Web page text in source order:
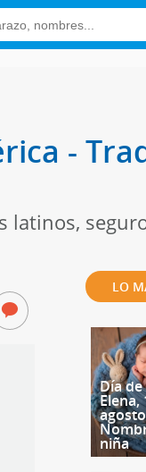
-
latinos,
LO
Día
Elena,
niña